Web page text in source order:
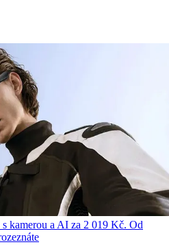
kamerou a AI za 2 019 Kč. Od